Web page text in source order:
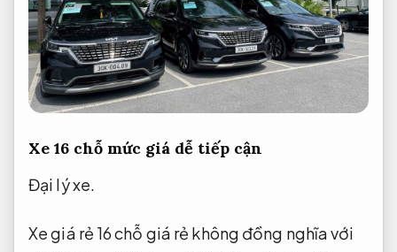
Xe 16 chỗ mức giá dễ tiếp cận
Đại lý xe.
Xe giá rẻ 16 chỗ giá rẻ không đồng nghĩa với